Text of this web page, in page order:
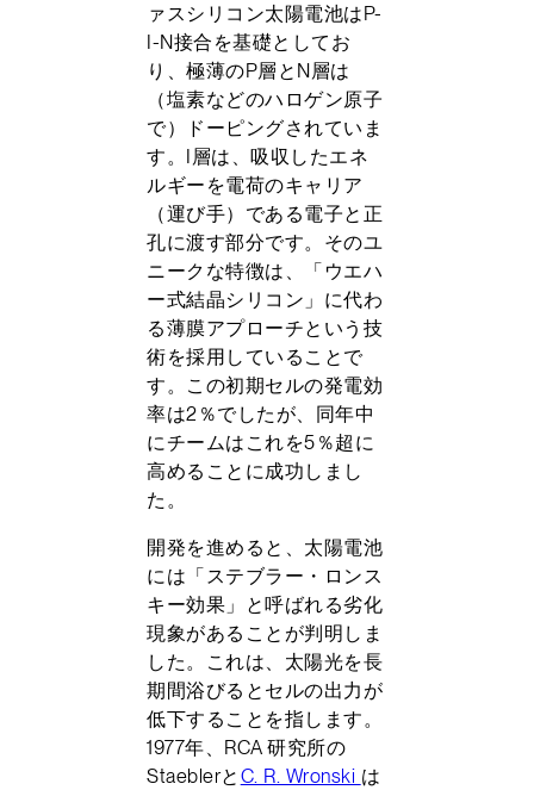
ァスシリコン太陽電池はP-
I-N接合を基礎としてお
り、極薄のP層とN層は
（塩素などのハロゲン原子
で）ドーピングされていま
す。I層は、吸収したエネ
ルギーを電荷のキャリア
（運び手）である電子と正
孔に渡す部分です。そのユ
ニークな特徴は、「ウエハ
ー式結晶シリコン」に代わ
る薄膜アプローチという技
術を採用していることで
す。この初期セルの発電効
率は2％でしたが、同年中
にチームはこれを5％超に
高めることに成功しまし
た。
開発を進めると、太陽電池
には「ステブラー・ロンス
キー効果」と呼ばれる劣化
現象があることが判明しま
した。これは、太陽光を長
期間浴びるとセルの出力が
低下することを指します。
1977年、RCA 研究所の
Staeblerと C. R. Wronski は